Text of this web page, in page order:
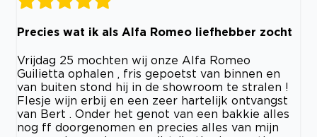
Precies wat ik als Alfa Romeo liefhebber zocht
Vrijdag 25 mochten wij onze Alfa Romeo
Guilietta ophalen , fris gepoetst van binnen en
van buiten stond hij in de showroom te stralen !
Flesje wijn erbij en een zeer hartelijk ontvangst
van Bert . Onder het genot van een bakkie alles
nog ff doorgenomen en precies alles van mijn